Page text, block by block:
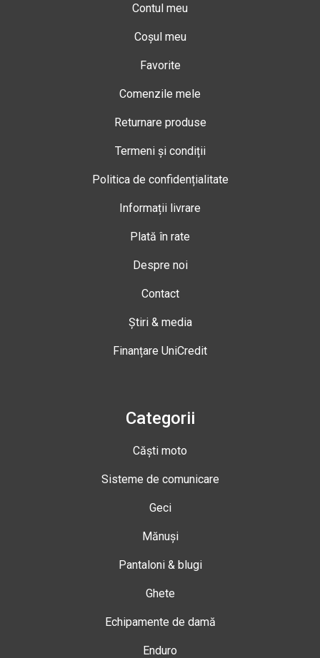
Contul meu
Coșul meu
Favorite
Comenzile mele
Returnare produse
Termeni și condiții
Politica de confidențialitate
Informații livrare
Plată în rate
Despre noi
Contact
Știri & media
Finanțare UniCredit
Categorii
Căști moto
Sisteme de comunicare
Geci
Mănuși
Pantaloni & blugi
Ghete
Echipamente de damă
Enduro